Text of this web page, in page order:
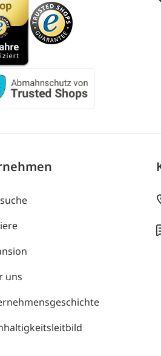
uns